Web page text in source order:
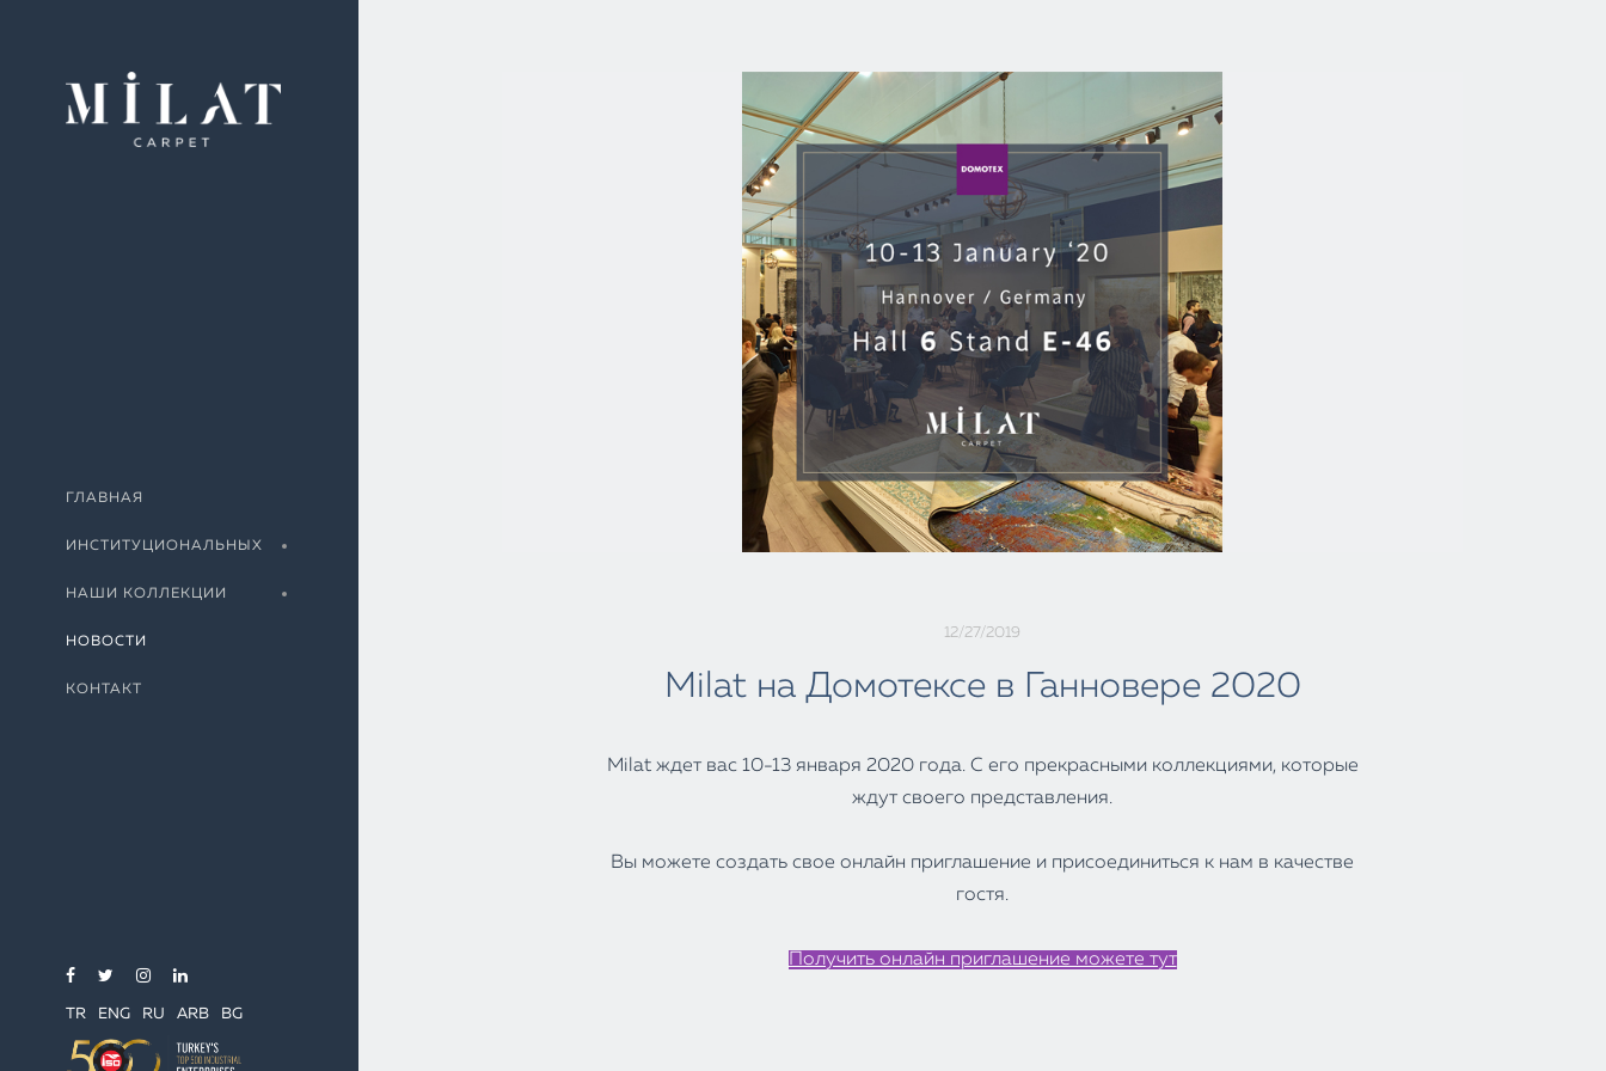
ГЛАВНАЯ
ИНСТИТУЦИОНАЛЬНЫХ
НАШИ КОЛЛЕКЦИИ
НОВОСТИ
КОНТАКТ
TR ENG RU ARB BG
12/27/2019
Milat на Домотексе в Ганновере 2020
Milat ждет вас 10-13 января 2020 года. С его прекрасными коллекциями, которые
ждут своего представления.
Вы можете создать свое онлайн приглашение и присоединиться к нам в качестве
гостя.
Получить онлайн приглашение можете тут